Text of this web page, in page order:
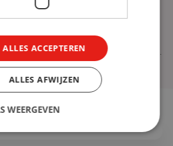
social media, marketing platforms en je
moeite download je videos naar je device.
ALLES ACCEPTEREN
ALLES AFWIJZEN
WEERGEVEN